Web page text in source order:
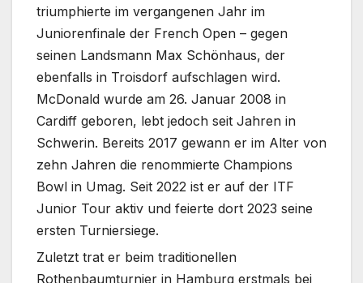
triumphierte im vergangenen Jahr im
Juniorenfinale der French Open – gegen
seinen Landsmann Max Schönhaus, der
ebenfalls in Troisdorf aufschlagen wird.
McDonald wurde am 26. Januar 2008 in
Cardiff geboren, lebt jedoch seit Jahren in
Schwerin. Bereits 2017 gewann er im Alter von
zehn Jahren die renommierte Champions
Bowl in Umag. Seit 2022 ist er auf der ITF
Junior Tour aktiv und feierte dort 2023 seine
ersten Turniersiege.
Zuletzt trat er beim traditionellen
Rothenbaumturnier in Hamburg erstmals bei